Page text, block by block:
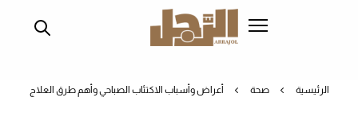
الرئيسية صحة أعراض وأسباب الاكتئاب الصباحي وأهم طرق العلاج